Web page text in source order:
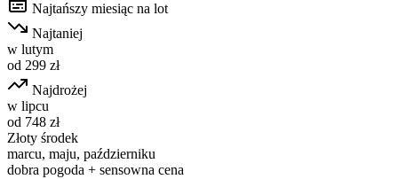
Najtańszy miesiąc na lot
Najtaniej
w lutym
od 299 zł
Najdrożej
w lipcu
od 748 zł
Złoty środek
marcu, maju, październiku
dobra pogoda + sensowna cena